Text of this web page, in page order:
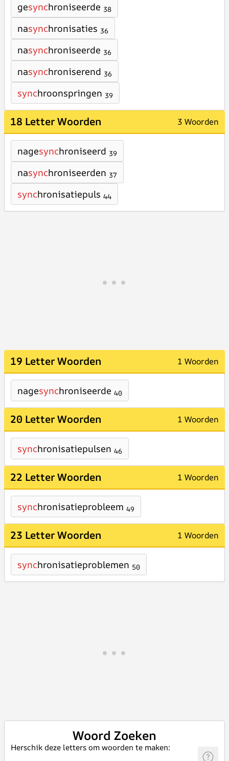
gesynchroniseerde 38
nasynchronisaties 36
nasynchroniseerde 36
nasynchroniserend 36
synchroonspringen 39
18 Letter Woorden 3 Woorden
nagesynchroniseerd 39
nasynchroniseerden 37
synchronisatiepuls 44
19 Letter Woorden 1 Woorden
nagesynchroniseerde 40
20 Letter Woorden 1 Woorden
synchronisatiepulsen 46
22 Letter Woorden 1 Woorden
synchronisatieprobleem 49
23 Letter Woorden 1 Woorden
synchronisatieproblemen 50
Woord Zoeken
Herschik deze letters om woorden te maken: